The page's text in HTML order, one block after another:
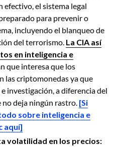
efectivo, el sistema legal
para prevenir o
incluyendo el blanqueo de
del terrorismo. La CIA así
en inteligencia e
que interesa que los
las criptomonedas ya que
investigación, a diferencia del
deja ningún rastro. [Si
sobre inteligencia e
aquí]
volatilidad en los precios: